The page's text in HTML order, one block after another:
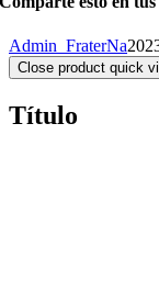
Admin_FraterNa
Close product quick
Título